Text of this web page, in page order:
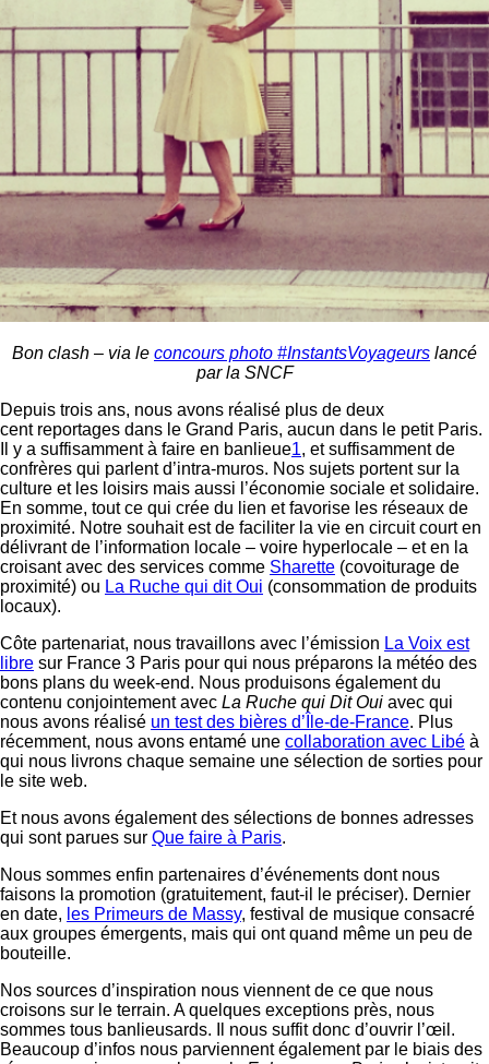
Bon clash – via le concours photo #InstantsVoyageurs lancé
par la SNCF
Depuis trois ans, nous avons réalisé plus de deux
cent reportages dans le Grand Paris, aucun dans le petit Paris.
Il y a suffisamment à faire en banlieue1, et suffisamment de
confrères qui parlent d’intra-muros. Nos sujets portent sur la
culture et les loisirs mais aussi l’économie sociale et solidaire.
En somme, tout ce qui crée du lien et favorise les réseaux de
proximité. Notre souhait est de faciliter la vie en circuit court en
délivrant de l’information locale – voire hyperlocale – et en la
croisant avec des services comme Sharette (covoiturage de
proximité) ou La Ruche qui dit Oui (consommation de produits
locaux).
Côte partenariat, nous travaillons avec l’émission La Voix est
libre sur France 3 Paris pour qui nous préparons la météo des
bons plans du week-end. Nous produisons également du
contenu conjointement avec La Ruche qui Dit Oui avec qui
nous avons réalisé un test des bières d’Île-de-France. Plus
récemment, nous avons entamé une collaboration avec Libé à
qui nous livrons chaque semaine une sélection de sorties pour
le site web.
Et nous avons également des sélections de bonnes adresses
qui sont parues sur Que faire à Paris.
Nous sommes enfin partenaires d’événements dont nous
faisons la promotion (gratuitement, faut-il le préciser). Dernier
en date, les Primeurs de Massy, festival de musique consacré
aux groupes émergents, mais qui ont quand même un peu de
bouteille.
Nos sources d’inspiration nous viennent de ce que nous
croisons sur le terrain. A quelques exceptions près, nous
sommes tous banlieusards. Il nous suffit donc d’ouvrir l’œil.
Beaucoup d’infos nous parviennent également par le biais des